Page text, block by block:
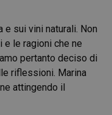
sui vini naturali. Non
le ragioni che ne
pertanto deciso di
riflessioni. Marina
attingendo il